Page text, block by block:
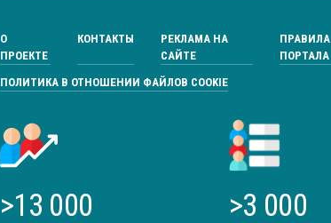
О
ПРОЕКТЕ
КОНТАКТЫ
РЕКЛАМА НА
САЙТЕ
ПРАВИЛА
ПОРТАЛА
ПОЛИТИКА В ОТНОШЕНИИ ФАЙЛОВ COOKIE
>13 000 >3 000